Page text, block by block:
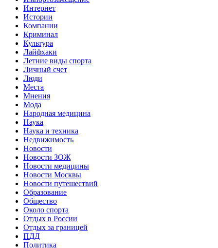
Интернет
Истории
Компании
Криминал
Культура
Лайфхаки
Летние виды спорта
Личный счет
Люди
Места
Мнения
Мода
Народная медицина
Наука
Наука и техника
Недвижимость
Новости
Новости ЗОЖ
Новости медицины
Новости Москвы
Новости путешествий
Образование
Общество
Около спорта
Отдых в России
Отдых за границей
ПДД
Политика